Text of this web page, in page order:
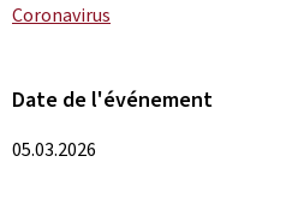
Coronavirus
Date de l'événement
05.03.2026